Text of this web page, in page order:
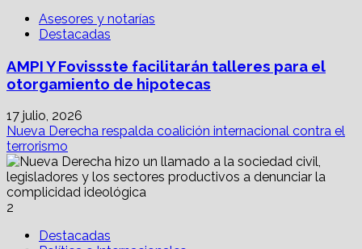
desarrolladores
Asesores y notarías
Destacadas
AMPI Y Fovissste facilitarán talleres para el
otorgamiento de hipotecas
17 julio, 2026
Nueva Derecha respalda coalición internacional contra el
terrorismo
2
Destacadas